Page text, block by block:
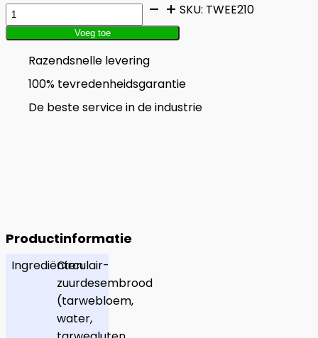
Tosti
Ham
Kaas
aantal
Voeg toe
SKU: TWEE210
Razendsnelle levering
100% tevredenheidsgarantie
De beste service in de industrie
Productinformatie
IngrediëntenCirculair-
zuurdesembrood
(tarwebloem,
water,